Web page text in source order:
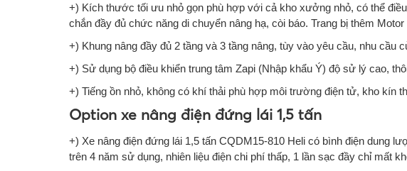
+) Kích thước tối ưu nhỏ gọn phù hợp với cả kho xưởng nhỏ, có thể
chắn đầy đủ chức năng di chuyển nâng hạ, còi báo. Trang bị thêm
+) Khung nâng đầy đủ 2 tầng và 3 tầng nâng, tùy vào yêu cầu, nhu cầu
+) Sử dụng bộ điều khiển trung tâm Zapi (Nhập khẩu Ý) độ sử lý cao,
+) Tiếng ồn nhỏ, không có khí thải phù hợp môi trường điện tử, kho kín
Option xe nâng điện đứng lái 1,5 tấn
+) Xe nâng điện đứng lái 1,5 tấn CQDM15-810 Heli có bình điện dung
trên 4 năm sử dụng, nhiên liệu điện chi phí thấp, 1 lần sạc đầy chỉ mất